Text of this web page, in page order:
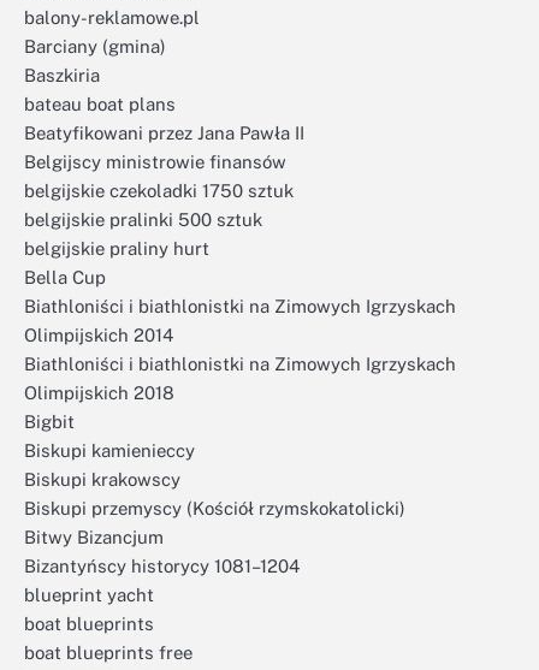
balony-reklamowe.pl
Barciany (gmina)
Baszkiria
bateau boat plans
Beatyfikowani przez Jana Pawła II
Belgijscy ministrowie finansów
belgijskie czekoladki 1750 sztuk
belgijskie pralinki 500 sztuk
belgijskie praliny hurt
Bella Cup
Biathloniści i biathlonistki na Zimowych Igrzyskach
Olimpijskich 2014
Biathloniści i biathlonistki na Zimowych Igrzyskach
Olimpijskich 2018
Bigbit
Biskupi kamienieccy
Biskupi krakowscy
Biskupi przemyscy (Kościół rzymskokatolicki)
Bitwy Bizancjum
Bizantyńscy historycy 1081–1204
blueprint yacht
boat blueprints
boat blueprints free